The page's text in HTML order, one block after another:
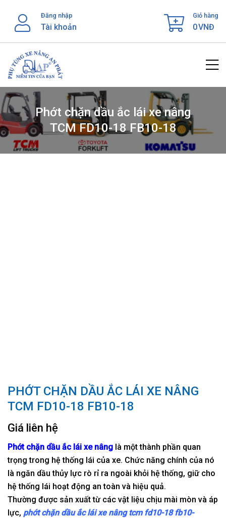
content
Đăng nhập
Tài khoản
Giỏ hàng
0VNĐ
Phớt chặn dầu ắc lái xe nâng
TCM FD10-18 FB10-18
PHỚT CHẶN DẦU ẮC LÁI XE NÂNG
TCM FD10-18 FB10-18
Giá liên hệ
Phớt chặn dầu ắc lái xe nâng là một thành phần quan
trọng trong hệ thống lái của xe. Chức năng chính của nó
là ngăn dầu thủy lực rò rỉ ra ngoài khỏi hệ thống, giữ cho
hệ thống lái hoạt động an toàn và hiệu quả.
Thường được sản xuất từ các vật liệu chịu mài mòn và áp
lực, phớt chặn dầu ắc lái xe nâng tcm fd10-18 fb10-